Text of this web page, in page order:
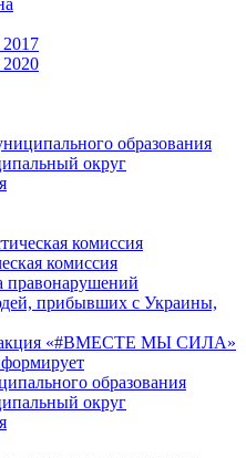
образования
округ
комиссия
комиссия
правонарушений
прибывших с Украины,
акция «#ВМЕСТЕ МЫ СИЛА»
образования
округ